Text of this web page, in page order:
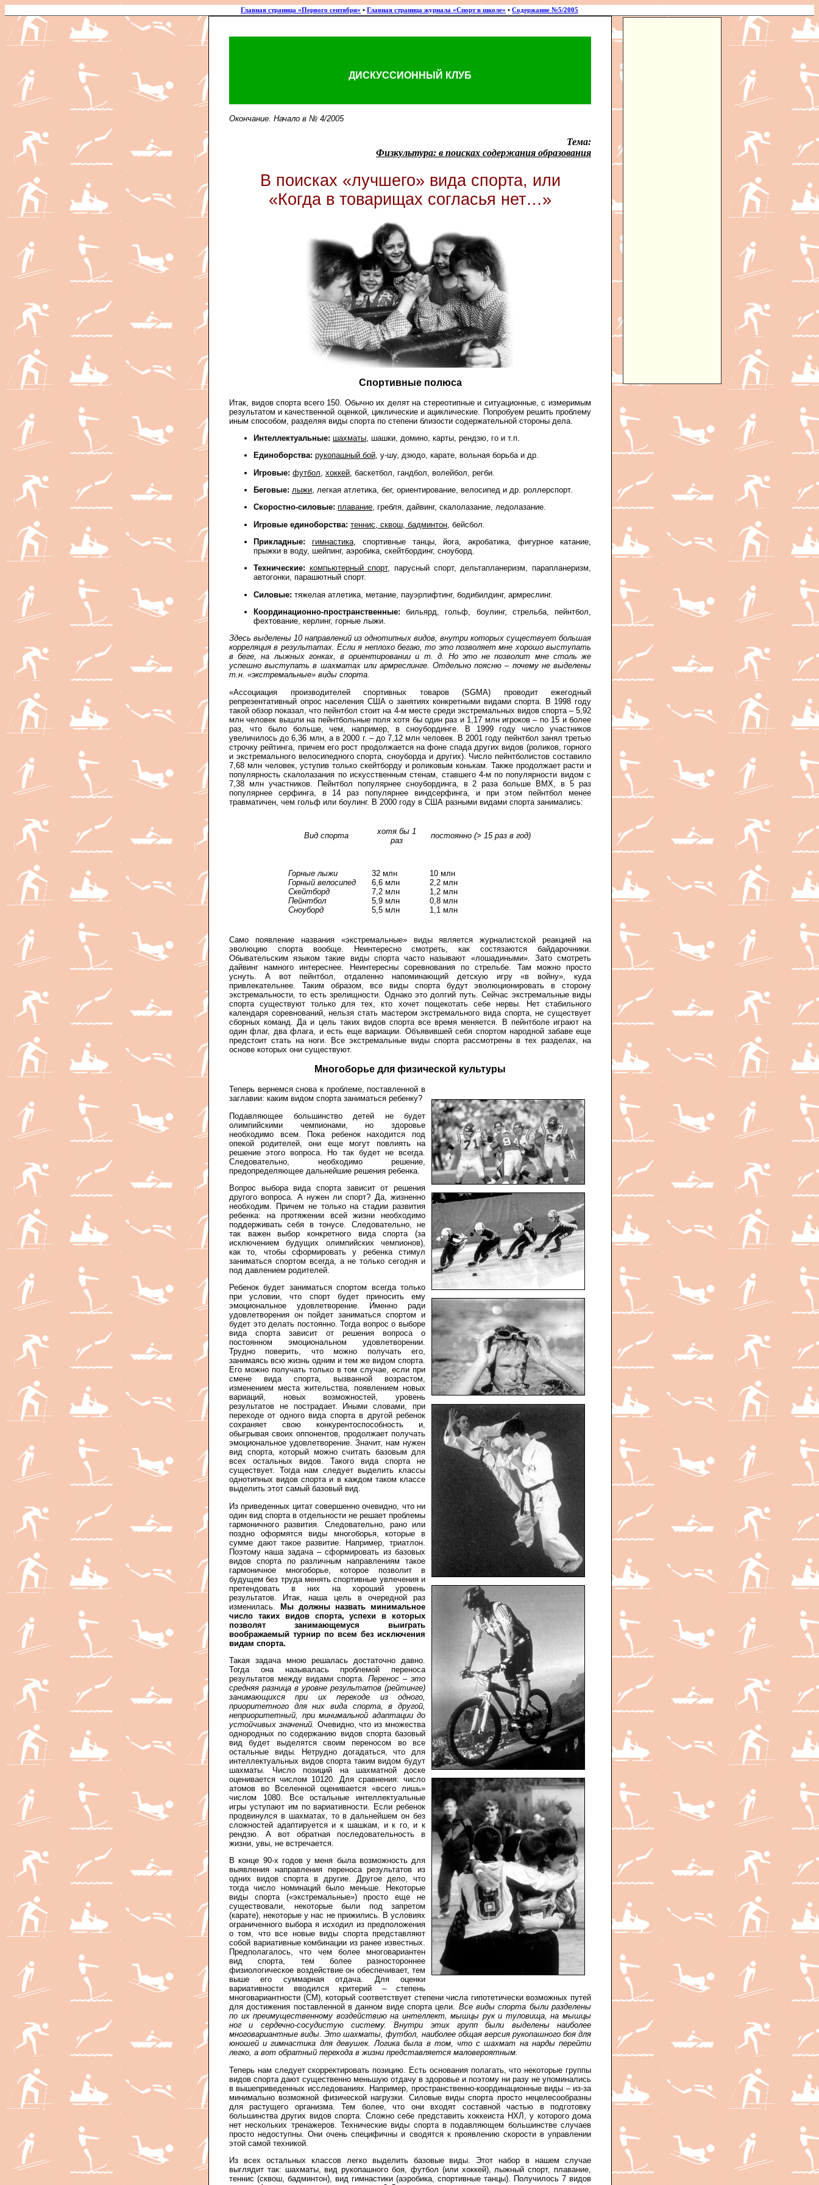
Главная страница «Первого сентября» • Главная страница журнала «Спорт в школе» • Содержание №5/2005
ДИСКУССИОННЫЙ КЛУБ
Окончание. Начало в № 4/2005
Тема:
Физкультура: в поисках содержания образования
В поисках «лучшего» вида спорта, или
«Когда в товарищах согласья нет…»
Спортивные полюса
Итак, видов спорта всего 150. Обычно их делят на стереотипные и ситуационные, с измеримым
результатом и качественной оценкой, циклические и ациклические. Попробуем решить проблему
иным способом, разделяя виды спорта по степени близости содержательной стороны дела.
Интеллектуальные: шахматы, шашки, домино, карты, рендзю, го и т.п.
Единоборства: рукопашный бой, у-шу, дзюдо, карате, вольная борьба и др.
Игровые: футбол хоккей , баскетбол, гандбол, волейбол, регби.
Беговые: лыжи, легкая атлетика, бег, ориентирование, велосипед и др. роллерспорт.
Скоростно-силовые: плавание, гребля, дайвинг, скалолазание, ледолазание.
Игровые единоборства: теннис, сквош, бадминтон , бейсбол.
Прикладные: гимнастика, спортивные танцы, йога, акробатика, фигурное катание,
прыжки в воду, шейпинг, аэробика, скейтбординг, сноуборд.
Технические: компьютерный спорт, парусный спорт, дельтапланеризм, парапланеризм,
автогонки, парашютный спорт.
Силовые: тяжелая атлетика, метание, пауэрлифтинг, бодибилдинг, армреслинг.
Координационно-пространственные:бильярд, гольф, боулинг, стрельба, пейнтбол,
фехтование, керлинг, горные лыжи.
Здесь выделены 10 направлений из однотипных видов, внутри которых существует большая
корреляция в результатах. Если я неплохо бегаю, то это позволяет мне хорошо выступать
в беге, на лыжных гонках, в ориентировании и т. д. Но это не позволит мне столь же
успешно выступать в шахматах или армреслинге. Отдельно поясню – почему не выделены
т.н. «экстремальные» виды спорта.
«Ассоциация производителей спортивных товаров (SGMA) проводит ежегодный
репрезентативный опрос населения США о занятиях конкретными видами спорта. В 1998 году
такой обзор показал, что пейнтбол стоит на 4-м месте среди экстремальных видов спорта – 5,92
млн человек вышли на пейнтбольные поля хотя бы один раз и 1,17 млн игроков – по 15 и более
раз, что было больше, чем, например, в сноубординге.
В 1999 году число участников
увеличилось до 6,36 млн, а в 2000 г. – до 7,12 млн человек. В 2001 году пейнтбол занял третью
строчку рейтинга, причем его рост продолжается на фоне спада других видов (роликов, горного
и экстремального велосипедного спорта, сноуборда и других). Число пейнтболистов составило
7,68 млн человек, уступив только скейтборду и роликовым конькам. Также продолжает расти и
популярность скалолазания по искусственным стенам, ставшего 4-м по популярности видом с
7,38 млн участников. Пейнтбол популярнее сноубординга, в 2 раза больше BMX, в 5 раз
популярнее серфинга, в 14 раз популярнее виндсерфинга, и при этом пейнтбол менее
травматичен, чем гольф или боулинг. В 2000 году в США разными видами спорта занимались:
Вид спорта
хотя бы 1
раз
постоянно (> 15 раз в год)
Горные лыжи
Горный велосипед
Скейтборд
Пейнтбол
Сноуборд
32 млн
6,6 млн
7,2 млн
5,9 млн
5,5 млн
10 млн
2,2 млн
1,2 млн
0,8 млн
1,1 млн
Само появление названия «экстремальные» виды является журналистской реакцией на
эволюцию спорта вообще. Неинтересно смотреть, как состязаются байдарочники.
Обывательским языком такие виды спорта часто называют «лошадиными». Зато смотреть
дайвинг намного интереснее. Неинтересны соревнования по стрельбе. Там можно просто
уснуть. А вот пейнтбол, отдаленно напоминающий детскую игру «в войну», куда
привлекательнее. Таким образом, все виды спорта будут эволюционировать в сторону
экстремальности, то есть зрелищности. Однако это долгий путь. Сейчас экстремальные виды
спорта существуют только для тех, кто хочет пощекотать себе нервы. Нет стабильного
календаря соревнований, нельзя стать мастером экстремального вида спорта, не существует
сборных команд. Да и цель таких видов спорта все время меняется. В пейнтболе играют на
один флаг, два флага, и есть еще вариации. Объявившей себя спортом народной забаве еще
предстоит стать на ноги. Все экстремальные виды спорта рассмотрены в тех разделах, на
основе которых они существуют.
Многоборье для физической культуры
Теперь вернемся снова к проблеме, поставленной в
заглавии: каким видом спорта заниматься ребенку?
Подавляющее большинство детей не будет
олимпийскими чемпионами, но здоровье
необходимо всем. Пока ребенок находится под
опекой родителей, они еще могут повлиять на
решение этого вопроса. Но так будет не всегда.
Следовательно, необходимо решение,
предопределяющее дальнейшие решения ребенка.
Вопрос выбора вида спорта зависит от решения
другого вопроса. А нужен ли спорт? Да, жизненно
необходим. Причем не только на стадии развития
ребенка: на протяжении всей жизни необходимо
поддерживать себя в тонусе. Следовательно, не
так важен выбор конкретного вида спорта (за
исключением будущих олимпийских чемпионов),
как то, чтобы сформировать у ребенка стимул
заниматься спортом всегда, а не только сегодня и
под давлением родителей.
Ребенок будет заниматься спортом всегда только
при условии, что спорт будет приносить ему
эмоциональное удовлетворение. Именно ради
удовлетворения он пойдет заниматься спортом и
будет это делать постоянно. Тогда вопрос о выборе
вида спорта зависит от решения вопроса о
постоянном эмоциональном удовлетворении.
Трудно поверить, что можно получать его,
занимаясь всю жизнь одним и тем же видом спорта.
Его можно получать только в том случае, если при
смене вида спорта, вызванной возрастом,
изменением места жительства, появлением новых
вариаций, новых возможностей, уровень
результатов не пострадает. Иными словами, при
переходе от одного вида спорта в другой ребенок
сохраняет свою конкурентоспособность и,
обыгрывая своих оппонентов, продолжает получать
эмоциональное удовлетворение. Значит, нам нужен
вид спорта, который можно считать базовым для
всех остальных видов. Такого вида спорта не
существует. Тогда нам следует выделить классы
однотипных видов спорта и в каждом таком классе
выделить этот самый базовый вид.
Из приведенных цитат совершенно очевидно, что ни
один вид спорта в отдельности не решает проблемы
гармоничного развития. Следовательно, рано или
поздно оформятся виды многоборья, которые в
сумме дают такое развитие. Например, триатлон.
Поэтому наша задача – сформировать из базовых
видов спорта по различным направлениям такое
гармоничное многоборье, которое позволит в
будущем без труда менять спортивные увлечения и
претендовать в них на хороший уровень
результатов. Итак, наша цель в очередной раз
изменилась. Мы должны назвать минимальное
число таких видов спорта, успехи в которых
позволят занимающемуся выиграть
воображаемый турнир по всем без исключения
видам спорта.
Такая задача мною решалась достаточно давно.
Тогда она называлась проблемой переноса
результатов между видами спорта. Перенос – это
средняя разница в уровне результатов (рейтинге)
занимающихся при их переходе из одного,
приоритетного для них вида спорта, в другой,
неприоритетный, при минимальной адаптации до
устойчивых значений. Очевидно, что из множества
однородных по содержанию видов спорта базовый
вид будет выделятся своим переносом во все
остальные виды. Нетрудно догадаться, что для
интеллектуальных видов спорта таким видом будут
шахматы. Число позиций на шахматной доске
оценивается числом 10120. Для сравнения: число
атомов во Вселенной оценивается «всего лишь»
числом 1080. Все остальные интеллектуальные
игры уступают им по вариативности. Если ребенок
продвинулся в шахматах, то в дальнейшем он без
сложностей адаптируется и к шашкам, и к го, и к
рендзю. А вот обратная последовательность в
жизни, увы, не встречается.
В конце 90-х годов у меня была возможность для
выявления направления переноса результатов из
одних видов спорта в другие. Другое дело, что
тогда число номинаций было меньше. Некоторые
виды спорта («экстремальные») просто еще не
существовали, некоторые были под запретом
(карате), некоторые у нас не прижились. В условиях
ограниченного выбора я исходил из предположения
о том, что все новые виды спорта представляют
собой вариативные комбинации из ранее известных.
Предполагалось, что чем более многовариантен
вид спорта, тем более разностороннее
физиологическое воздействие он обеспечивает, тем
выше его суммарная отдача. Для оценки
вариативности вводился критерий – степень
многовариантности (СМ), который соответствует степени числа гипотетически возможных путей
для достижения поставленной в данном виде спорта цели. Все виды спорта были разделены
по их преимущественному воздействию на интеллект, мышцы рук и туловища, на мышцы
ног и сердечно-сосудистую систему. Внутри этих групп были выделены наиболее
многовариантные виды. Это шахматы, футбол, наиболее общая версия рукопашного боя для
юношей и гимнастика для девушек. Логика была в том, что с шахмат на нарды перейти
легко, а вот обратный перехода в жизни представляется маловероятным.
Теперь нам следует скорректировать позицию. Есть основания полагать, что некоторые группы
видов спорта дают существенно меньшую отдачу в здоровье и поэтому ни разу не упоминались
в вышеприведенных исследованиях. Например, пространственно-координационные виды – из-за
минимально возможной физической нагрузки. Силовые виды спорта просто нецелесообразны
для растущего организма. Тем более, что они входят составной частью в подготовку
большинства других видов спорта. Сложно себе представить хоккеиста НХЛ, у которого дома
нет нескольких тренажеров. Технические виды спорта в подавляющем большинстве случаев
просто недоступны. Они очень специфичны и сводятся к проявлению скорости в управлении
этой самой техникой.
Из всех остальных классов легко выделить базовые виды. Этот набор в нашем случае
выглядит так: шахматы, вид рукопашного боя, футбол (или хоккей), лыжный спорт, плавание,
теннис (сквош, бадминтон), вид гимнастики (аэробика, спортивные танцы). Получилось 7 видов